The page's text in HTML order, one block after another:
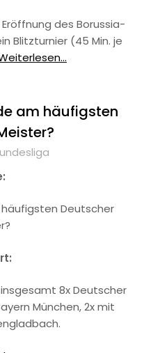
des Borussia-
Blitzturnier (45 Min. je
am häufigsten
Deutscher
8x Deutscher
München, 2x mit